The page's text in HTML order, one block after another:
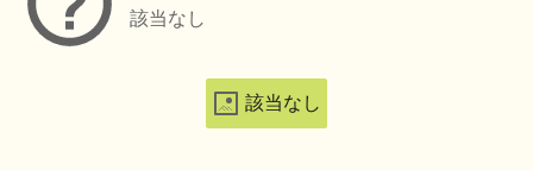
該当なし
該当なし